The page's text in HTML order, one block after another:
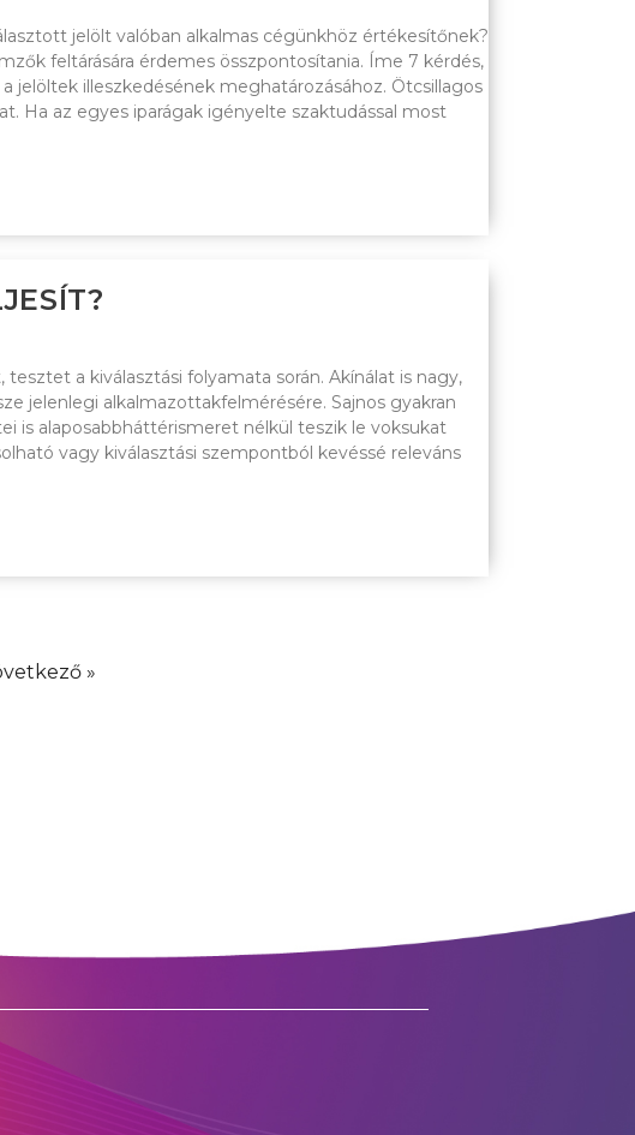
jelölt valóban alkalmas cégünkhöz értékesítőnek?
feltárására érdemes összpontosítania. Íme 7 kérdés,
jelöltek illeszkedésének meghatározásához. Ötcsillagos
Ha az egyes iparágak igényelte szaktudással most
a kiválasztási folyamata során. Akínálat is nagy,
jelenlegi alkalmazottakfelmérésére. Sajnos gyakran
is alaposabbháttérismeret nélkül teszik le voksukat
vagy kiválasztási szempontból kevéssé releváns
»